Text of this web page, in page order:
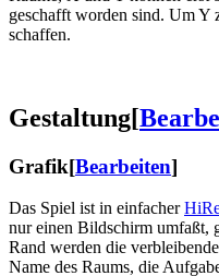
geschafft worden sind. Um Y
schaffen.
Gestaltung[
Grafik[Bearbeiten]
Das Spiel ist in einfacher
nur einen Bildschirm umfaßt,
Rand werden die
Name des Raums, die